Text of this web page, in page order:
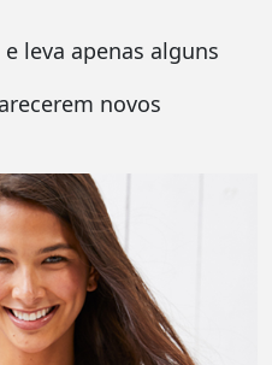
leva apenas alguns
novos